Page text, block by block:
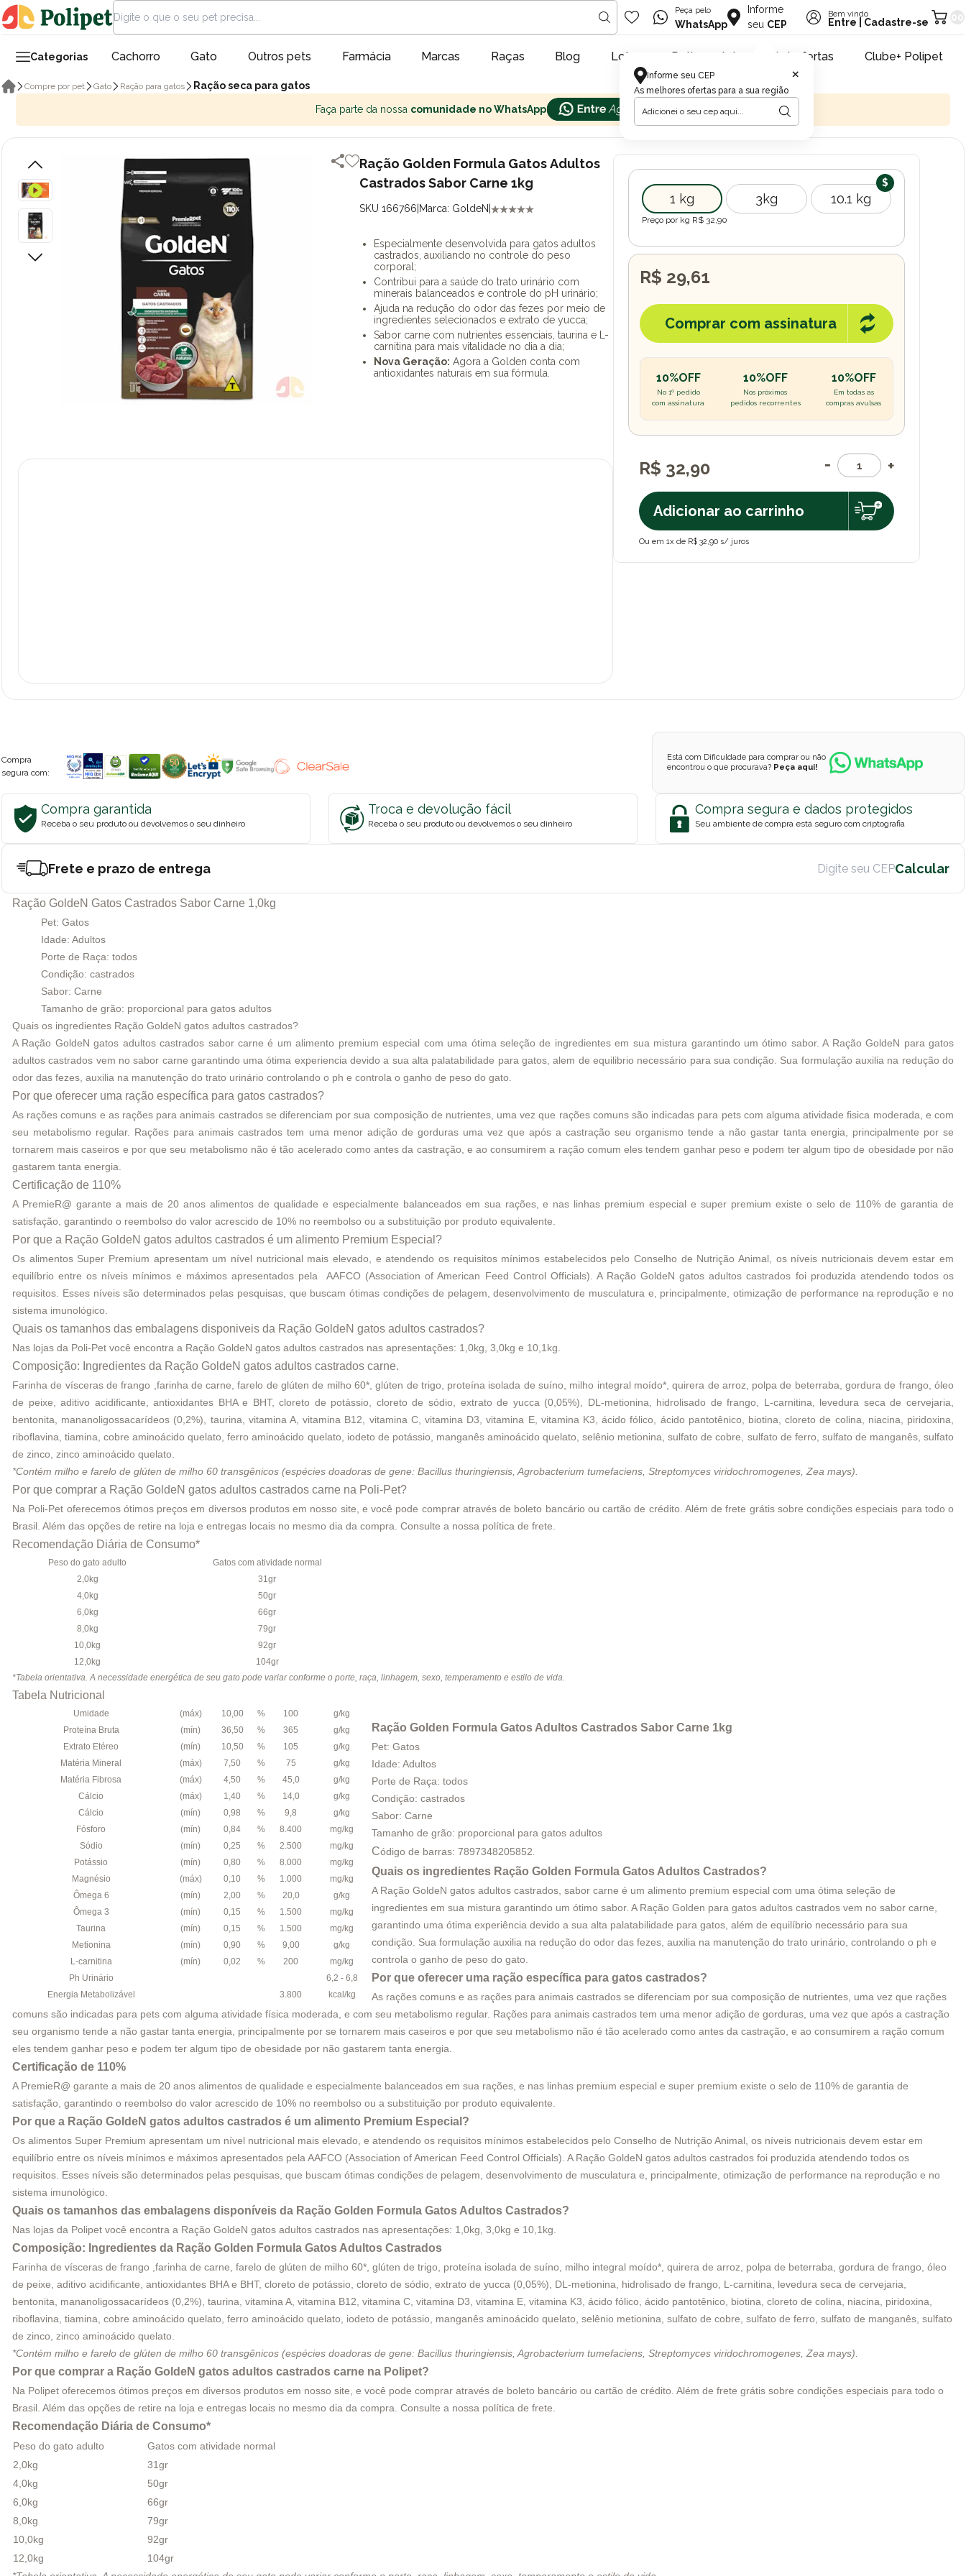
Peça pelo
WhatsApp
Informe
seu CEP
Informe seu CEP
As melhores ofertas para a sua região
×
Bem vindo
Entre Cadastre-se
Categorias Cachorro Gato Outros pets Farmácia Marcas Raças Blog Lojas Retire na loja Pet ofertas Clube+ Polipet
Faça parte da nossa comunidade no WhatsApp
Compre por pet Gato Ração para gatos Ração seca para gatos
Ração Golden Formula Gatos Adultos
Castrados Sabor Carne 1kg
SKU 166766 Marca: GoldeN |
Especialmente desenvolvida para gatos adultos
castrados, auxiliando no controle do peso
corporal;
Contribui para a saúde do trato urinário com
minerais balanceados e controle do pH urinário;
Ajuda na redução do odor das fezes por meio de
ingredientes selecionados e extrato de yucca;
Sabor carne com nutrientes essenciais, taurina e L-
carnitina para mais vitalidade no dia a dia;
Nova Geração: Agora a Golden conta com
antioxidantes naturais em sua fórmula.
1 kg 3kg 10.1 kg
Preço por kg R$ 32,90
R$ 32,90
Adicionar ao carrinho
Ou em 1x de R$ 32,90 s/ juros
R$ 29,61
Comprar com assinatura
10%OFF
No 1º pedido
com assinatura
10%OFF
Nos próximos
pedidos recorrentes
10%OFF
Em todas as
compras avulsas
Compra
segura com:
Está com Dificuldade para comprar ou não
encontrou o que procurava? Peça aqui!
Compra garantida
Receba o seu produto ou devolvemos o seu dinheiro
Troca e devolução fácil
Receba o seu produto ou devolvemos o seu dinheiro
Compra segura e dados protegidos
Seu ambiente de compra está seguro com criptografia
Frete e prazo de entrega
Ração GoldeN Gatos Castrados Sabor Carne 1,0kg
Pet: Gatos
Idade: Adultos
Porte de Raça: todos
Condição: castrados
Sabor: Carne
Tamanho de grão: proporcional para gatos adultos
Quais os ingredientes Ração GoldeN gatos adultos castrados?
A Ração GoldeN gatos adultos castrados sabor carne é um alimento premium especial com uma ótima seleção de ingredientes em sua mistura garantindo um ótimo sabor. A Ração GoldeN para gatos
adultos castrados vem no sabor carne garantindo uma ótima experiencia devido a sua alta palatabilidade para gatos, alem de equilibrio necessário para sua condição. Sua formulação auxilia na redução do
odor das fezes, auxilia na manutenção do trato urinário controlando o ph e controla o ganho de peso do gato.
Por que oferecer uma ração específica para gatos castrados?
As rações comuns e as rações para animais castrados se diferenciam por sua composição de nutrientes, uma vez que rações comuns são indicadas para pets com alguma atividade fisica moderada, e com
seu metabolismo regular. Rações para animais castrados tem uma menor adição de gorduras uma vez que após a castração seu organismo tende a não gastar tanta energia, principalmente por se
tornarem mais caseiros e por que seu metabolismo não é tão acelerado como antes da castração, e ao consumirem a ração comum eles tendem ganhar peso e podem ter algum tipo de obesidade por não
gastarem tanta energia.
Certificação de 110%
A PremieR@ garante a mais de 20 anos alimentos de qualidade e especialmente balanceados em sua rações, e nas linhas premium especial e super premium existe o selo de 110% de garantia de
satisfação, garantindo o reembolso do valor acrescido de 10% no reembolso ou a substituição por produto equivalente.
Por que a Ração GoldeN gatos adultos castrados é um alimento Premium Especial?
Os alimentos Super Premium apresentam um nível nutricional mais elevado, e atendendo os requisitos mínimos estabelecidos pelo Conselho de Nutrição Animal, os níveis nutricionais devem estar em
equilíbrio entre os níveis mínimos e máximos apresentados pela AAFCO (Association of American Feed Control Officials). A Ração GoldeN gatos adultos castrados foi produzida atendendo todos os
requisitos. Esses níveis são determinados pelas pesquisas, que buscam ótimas condições de pelagem, desenvolvimento de musculatura e, principalmente, otimização de performance na reprodução e no
sistema imunológico.
Quais os tamanhos das embalagens disponiveis da Ração GoldeN gatos adultos castrados?
Nas lojas da Poli-Pet você encontra a Ração GoldeN gatos adultos castrados nas apresentações: 1,0kg 3,0kg e 10,1kg
Composição: Ingredientes da Ração GoldeN gatos adultos castrados carne.
Farinha de vísceras de frango ,farinha de carne, farelo de glúten de milho 60*, glúten de trigo, proteína isolada de suíno, milho integral moído*, quirera de arroz, polpa de beterraba, gordura de frango, óleo
de peixe, aditivo acidificante, antioxidantes BHA e BHT, cloreto de potássio, cloreto de sódio, extrato de yucca (0,05%), DL-metionina, hidrolisado de frango, L-carnitina, levedura seca de cervejaria,
bentonita, mananoligossacarídeos (0,2%), taurina, vitamina A, vitamina B12, vitamina C, vitamina D3, vitamina E, vitamina K3, ácido fólico, ácido pantotênico, biotina, cloreto de colina, niacina, piridoxina,
riboflavina, tiamina, cobre aminoácido quelato, ferro aminoácido quelato, iodeto de potássio, manganês aminoácido quelato, selênio metionina, sulfato de cobre, sulfato de ferro, sulfato de manganês, sulfato
de zinco, zinco aminoácido quelato.
*Contém milho e farelo de glúten de milho 60 transgênicos (espécies doadoras de gene: Bacillus thuringiensis, Agrobacterium tumefaciens, Streptomyces viridochromogenes, Zea mays).
Por que comprar a Ração GoldeN gatos adultos castrados carne na Poli-Pet?
Na Poli-Pet oferecemos ótimos preços em diversos produtos em nosso site, e você pode comprar através de boleto bancário ou cartão de crédito. Além de frete grátis sobre condições especiais para todo o
Brasil. Além das opções de retire na loja e entregas locais no mesmo dia da compra. Consulte a nossa política de frete
Recomendação Diária de Consumo*
Peso do gato adulto
Gatos com atividade normal
2,0kg
31gr
4,0kg
50gr
6,0kg
66gr
8,0kg
79gr
10,0kg
92gr
12,0kg
104gr
*Tabela orientativa. A necessidade energética de seu gato pode variar conforme o porte, raça, linhagem, sexo, temperamento e estilo de vida.
Tabela Nutricional
Umidade (máx) 10,00 % 100
g/kg
Proteína Bruta
(mín) 36,50 % 365
g/kg
Extrato Etéreo
(mín) 10,50 % 105
g/kg
Matéria Mineral
(máx) 7,50 % 75
g/kg
Matéria Fibrosa
(máx) 4,50 % 45,0
g/kg
Cálcio
(máx) 1,40 % 14,0
g/kg
Cálcio
(mín) 0,98 % 9,8
g/kg
Fósforo
(mín) 0,84 % 8.400
mg/kg
Sódio
(mín) 0,25 % 2.500
mg/kg
Potássio
(mín) 0,80 % 8.000
mg/kg
Magnésio
(máx) 0,10 % 1.000
mg/kg
Ômega 6
(mín) 2,00 % 20,0
g/kg
Ômega 3
(mín) 0,15 % 1.500
mg/kg
Taurina
(mín) 0,15 % 1.500
mg/kg
Metionina
(mín) 0,90 % 9,00
g/kg
L-carnitina
(mín) 0,02 % 200
mg/kg
Ph Urinário
6,2 - 6,8
Energia Metabolizável
3.800 kcal/kg
Ração Golden Formula Gatos Adultos Castrados Sabor Carne 1kg
Pet: Gatos
Idade: Adultos
Porte de Raça: todos
Condição: castrados
Sabor: Carne
Tamanho de grão: proporcional para gatos adultos
Código de barras: 7897348205852
Quais os ingredientes Ração Golden Formula Gatos Adultos Castrados?
A Ração GoldeN gatos adultos castrados, sabor carne é um alimento premium especial com uma ótima seleção de
ingredientes em sua mistura garantindo um ótimo sabor. A Ração Golden para gatos adultos castrados vem no sabor carne,
garantindo uma ótima experiência devido a sua alta palatabilidade para gatos, além de equilíbrio necessário para sua
condição. Sua formulação auxilia na redução do odor das fezes, auxilia na manutenção do trato urinário, controlando o ph e
controla o ganho de peso do gato.
Por que oferecer uma ração específica para gatos castrados?
As rações comuns e as rações para animais castrados se diferenciam por sua composição de nutrientes, uma vez que rações
comuns são indicadas para pets com alguma atividade física moderada, e com seu metabolismo regular. Rações para animais castrados tem uma menor adição de gorduras, uma vez que após a castração
seu organismo tende a não gastar tanta energia, principalmente por se tornarem mais caseiros e por que seu metabolismo não é tão acelerado como antes da castração, e ao consumirem a ração comum
eles tendem ganhar peso e podem ter algum tipo de obesidade por não gastarem tanta energia.
Certificação de 110%
A PremieR@ garante a mais de 20 anos alimentos de qualidade e especialmente balanceados em sua rações, e nas linhas premium especial e super premium existe o selo de 110% de garantia de
satisfação, garantindo o reembolso do valor acrescido de 10% no reembolso ou a substituição por produto equivalente.
Por que a Ração GoldeN gatos adultos castrados é um alimento Premium Especial?
Os alimentos Super Premium apresentam um nível nutricional mais elevado, e atendendo os requisitos mínimos estabelecidos pelo Conselho de Nutrição Animal, os níveis nutricionais devem estar em
equilíbrio entre os níveis mínimos e máximos apresentados pela AAFCO (Association of American Feed Control Officials). A Ração GoldeN gatos adultos castrados foi produzida atendendo todos os
requisitos. Esses níveis são determinados pelas pesquisas, que buscam ótimas condições de pelagem, desenvolvimento de musculatura e, principalmente, otimização de performance na reprodução e no
sistema imunológico.
Quais os tamanhos das embalagens disponíveis da Ração Golden Formula Gatos Adultos Castrados?
Nas lojas da Polipet você encontra a Ração GoldeN gatos adultos castrados nas apresentações: 1,0kg 3,0kg e 10,1kg
Composição: Ingredientes da Ração Golden Formula Gatos Adultos Castrados
Farinha de vísceras de frango ,farinha de carne, farelo de glúten de milho 60*, glúten de trigo, proteína isolada de suíno, milho integral moído*, quirera de arroz, polpa de beterraba, gordura de frango, óleo
de peixe, aditivo acidificante, antioxidantes BHA e BHT, cloreto de potássio, cloreto de sódio, extrato de yucca (0,05%), DL-metionina, hidrolisado de frango, L-carnitina, levedura seca de cervejaria,
bentonita, mananoligossacarídeos (0,2%), taurina, vitamina A, vitamina B12, vitamina C, vitamina D3, vitamina E, vitamina K3, ácido fólico, ácido pantotênico, biotina, cloreto de colina, niacina, piridoxina,
riboflavina, tiamina, cobre aminoácido quelato, ferro aminoácido quelato, iodeto de potássio, manganês aminoácido quelato, selênio metionina, sulfato de cobre, sulfato de ferro, sulfato de manganês, sulfato
de zinco, zinco aminoácido quelato.
*Contém milho e farelo de glúten de milho 60 transgênicos (espécies doadoras de gene: Bacillus thuringiensis, Agrobacterium tumefaciens, Streptomyces viridochromogenes, Zea mays).
Por que comprar a Ração GoldeN gatos adultos castrados carne na Polipet?
Na Polipet oferecemos ótimos preços em diversos produtos em nosso site, e você pode comprar através de boleto bancário ou cartão de crédito. Além de frete grátis sobre condições especiais para todo o
Brasil. Além das opções de retire na loja e entregas locais no mesmo dia da compra. Consulte a nossa política de frete
Recomendação Diária de Consumo*
Peso do gato adulto
Gatos com atividade normal
2,0kg
31gr
4,0kg
50gr
6,0kg
66gr
8,0kg
79gr
10,0kg
92gr
12,0kg
104gr